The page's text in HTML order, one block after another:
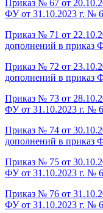
Приказ № 67 от
ФУ от 31.10.2023 г. №
Приказ № 71 от
дополнений в приказ
Приказ № 72 от
дополнений в приказ
Приказ № 73 от
ФУ от 31.10.2023 г. №
Приказ № 74 от
дополнений в приказ
Приказ № 75 от
ФУ от 31.10.2023 г. №
Приказ № 76 от
ФУ от 31.10.2023 г. №